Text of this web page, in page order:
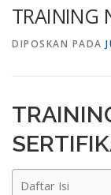
TRAINING
DIPOSKAN PADA
Daftar Isi